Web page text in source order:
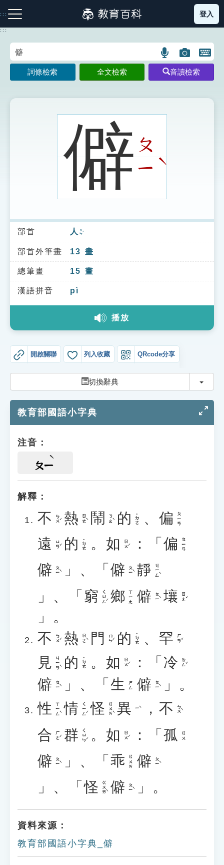
到
主
:::
注音索引圖示 筆畫索引圖示 部首索引表圖示
索引選單
知識索引
單字索引
生命大百科索引
教學應用
貓頭鷹博士
登入
:::
語
言
搜
示
圖
片
搜
開
鍵
圖
詞條檢索 全文檢索 音讀檢索
僻 ㄆ
ㄧˋ
部首 人 ㄖㄣˊ
部首外筆畫 13 畫
總筆畫 15 畫
漢語拼音 pì
播放
開啟關聯 列入收藏 QRcode分享
切換辭典 切換
教育部國語小字典
注音：
ㄆㄧ
解釋：
不 ㄅㄨˊ 熱 ㄖㄜˋ 鬧 ㄋㄠˋ 的 ˙ㄉㄜ 、 偏 ㄆㄧㄢ
遠 ㄩㄢˇ 的 ˙ㄉㄜ 。 如 ㄖㄨˊ ：「 偏 ㄆㄧㄢ
僻 ㄆㄧˋ 」、「 僻 ㄆㄧˋ 靜 ㄐㄧㄥˋ
」、「 窮 ㄑㄩㄥˊ 鄉 ㄒㄧㄤ 僻 ㄆㄧˋ 壤 ㄖㄤˇ
」。
不 ㄅㄨˊ 熱 ㄖㄜˋ 門 ㄇㄣˊ 的 ˙ㄉㄜ 、 罕 ㄏㄢˇ
見 ㄐㄧㄢˋ 的 ˙ㄉㄜ 。 如 ㄖㄨˊ ：「 冷 ㄌㄥˇ
僻 ㄆㄧˋ 」、「 生 ㄕㄥ 僻 ㄆㄧˋ
」。
性 ㄒㄧㄥˋ 情 ㄑㄧㄥˊ 怪 ㄍㄨㄞˋ 異 ㄧˋ ， 不 ㄅㄨˋ
合 ㄏㄜˊ 群 ㄑㄩㄣˊ 。 如 ㄖㄨˊ ：「 孤 ㄍㄨ
僻 ㄆㄧˋ 」、「 乖 ㄍㄨㄞ 僻 ㄆㄧˋ
」、「怪 ㄍㄨㄞˋ 僻 ㄆㄧˋ 」。
資料來源：
教育部國語小字典_僻